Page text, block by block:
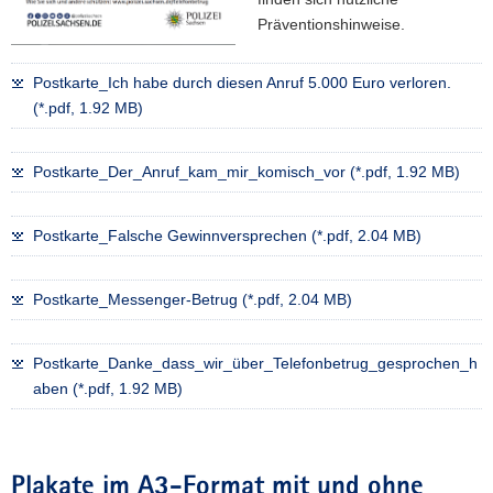
Präventionshinweise.
Postkarte_Ich habe durch diesen Anruf 5.000 Euro verloren.
(*.pdf, 1.92 MB)
Postkarte_Der_Anruf_kam_mir_komisch_vor (*.pdf, 1.92 MB)
Postkarte_Falsche Gewinnversprechen (*.pdf, 2.04 MB)
Postkarte_Messenger-Betrug (*.pdf, 2.04 MB)
Postkarte_Danke_dass_wir_über_Telefonbetrug_gesprochen_h
aben (*.pdf, 1.92 MB)
Plakate im A3-Format mit und ohne